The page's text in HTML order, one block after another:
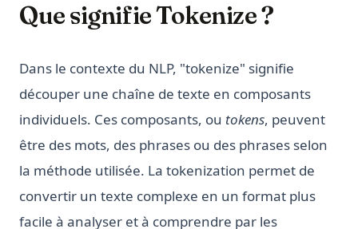
Que signifie Tokenize ?
Dans le contexte du NLP, "tokenize" signifie
découper une chaîne de texte en composants
individuels. Ces composants, ou tokens, peuvent
être des mots, des phrases ou des phrases selon
la méthode utilisée. La tokenization permet de
convertir un texte complexe en un format plus
facile à analyser et à comprendre par les